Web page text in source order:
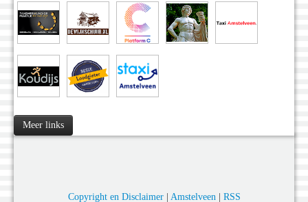
Meer links
Copyright en Disclaimer| Amstelveen| RSS